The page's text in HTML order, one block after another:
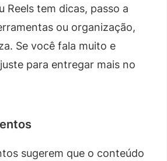
Reels tem dicas, passo a
ou organização,
Se você fala muito e
para entregar mais no
sugerem que o conteúdo